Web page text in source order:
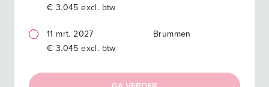
€ 3.045 excl. btw
11 mrt. 2027
Brummen
€ 3.045 excl. btw